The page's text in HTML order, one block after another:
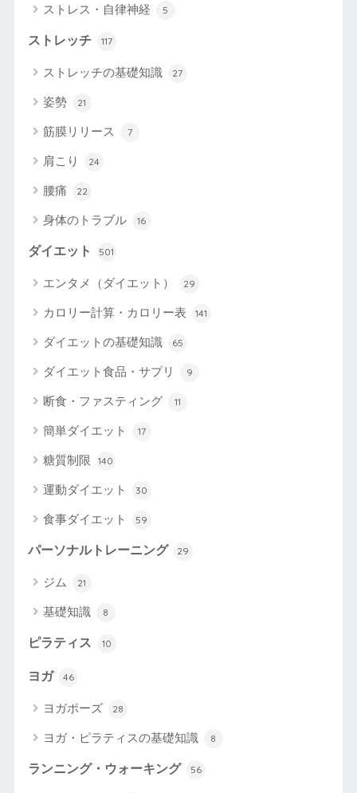
ストレス・自律神経 5
ストレッチ 117
ストレッチの基礎知識 27
姿勢 21
筋膜リリース 7
肩こり 24
腰痛 22
身体のトラブル 16
ダイエット 501
エンタメ（ダイエット） 29
カロリー計算・カロリー表 141
ダイエットの基礎知識 65
ダイエット食品・サプリ 9
断食・ファスティング 11
簡単ダイエット 17
糖質制限 140
運動ダイエット 30
食事ダイエット 59
パーソナルトレーニング 29
ジム 21
基礎知識 8
ピラティス 10
ヨガ 46
ヨガポーズ 28
ヨガ・ピラティスの基礎知識 8
ランニング・ウォーキング 56